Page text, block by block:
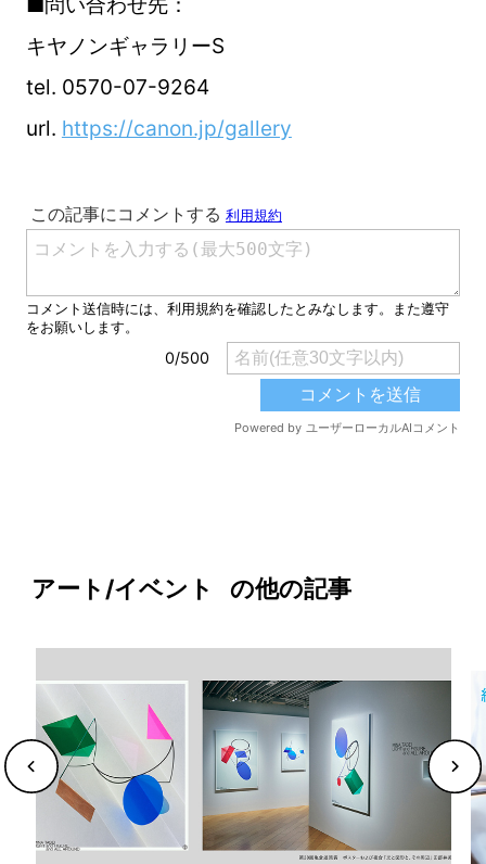
キヤノンギャラリーS
tel. 0570-07-9264
url. https://canon.jp/gallery
アート/イベント の他の記事